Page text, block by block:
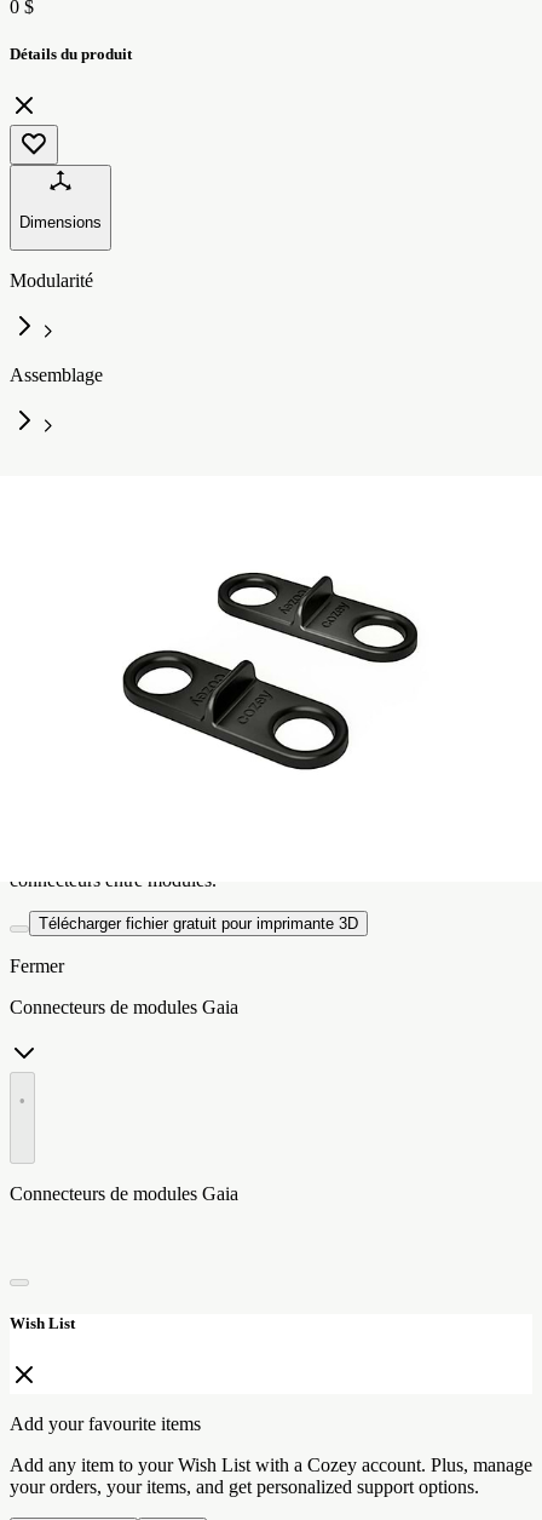
0 $
Détails du produit
Dimensions
Modularité
Assemblage
Combien de connecteurs?
connecteurs entre modules.
Télécharger fichier gratuit pour imprimante 3D
Fermer
Connecteurs de modules Gaia
•
Connecteurs de modules Gaia
Wish List
Add your favourite items
Add any item to your Wish List with a Cozey account. Plus, manage
your orders, your items, and get personalized support options.